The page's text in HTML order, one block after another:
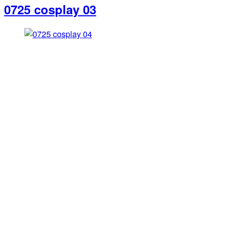
0725 cosplay 03